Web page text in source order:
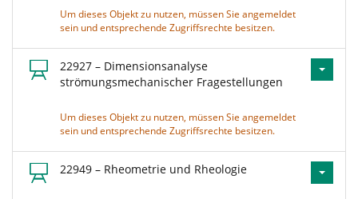
Um dieses Objekt zu nutzen, müssen Sie angemeldet
sein und entsprechende Zugriffsrechte besitzen.
22927 – Dimensionsanalyse
strömungsmechanischer Fragestellungen
Um dieses Objekt zu nutzen, müssen Sie angemeldet
sein und entsprechende Zugriffsrechte besitzen.
22949 – Rheometrie und Rheologie